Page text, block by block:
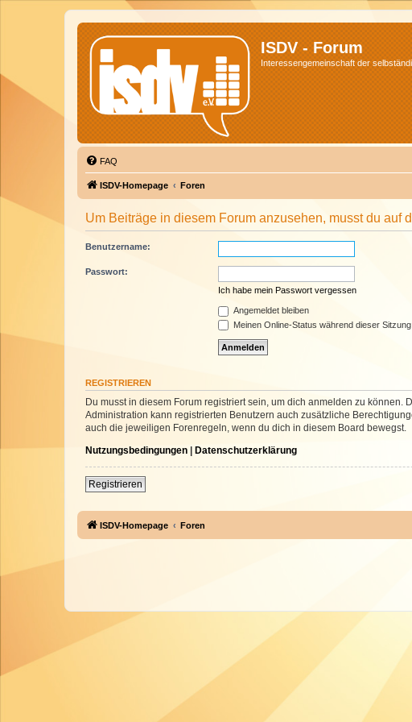
ISDV - Forum
Interessengemeinschaft der
FAQ
ISDV-Homepage Foren
Um Beiträge in diesem Forum anzusehen, musst du auf
Benutzername:
Passwort:
Ich habe mein Passwort vergessen
Angemeldet bleiben
Meinen Online-Status während dieser
REGISTRIEREN
Du musst in diesem Forum registriert sein, um dich anmelden zu
Administration kann registrierten Benutzern auch zusätzliche
auch die jeweiligen Forenregeln, wenn du dich in diesem Board bewegst.
Nutzungsbedingungen | Datenschutzerklärung
Registrieren
ISDV-Homepage Foren